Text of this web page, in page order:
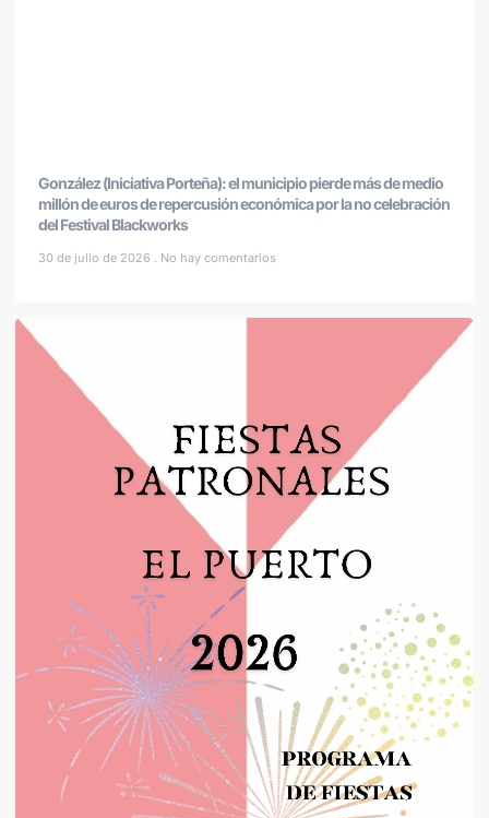
González (Iniciativa Porteña): el municipio pierde más de medio
millón de euros de repercusión económica por la no celebración
del Festival Blackworks
30 de julio de 2026 No hay comentarios